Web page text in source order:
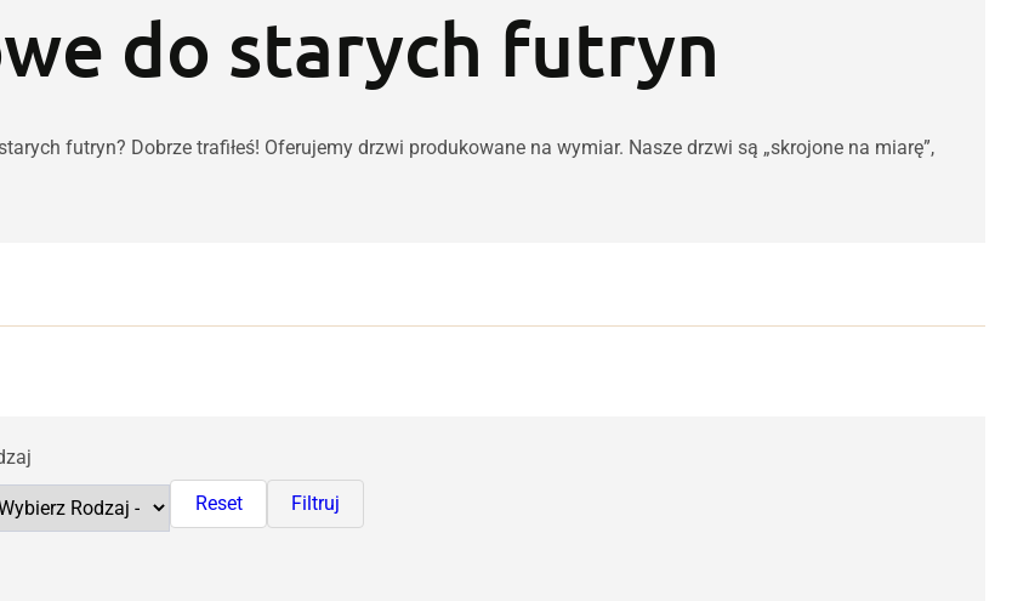
do starych futryn
futryn? Dobrze trafiłeś! Oferujemy drzwi produkowane na wymiar. Nasze drzwi są „skrojone na miarę”,
do wysokiej
Filtruj
Reset